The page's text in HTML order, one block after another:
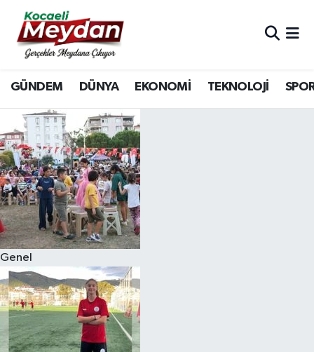
GÜNDEM DÜNYA EKONOMİ TEKNOLOJİ
Genel
Nöbetçi Eczaneler
Hava Durumu
Trafik Durumu
Süper Lig Puan Durumu ve Fikstür
Tüm Manşetler
Son Dakika Haberleri
Haber Arşivi